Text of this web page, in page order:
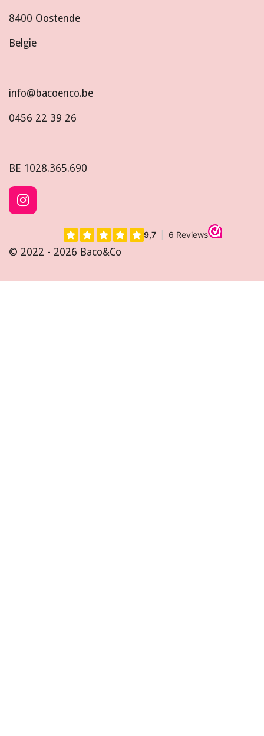
8400 Oostende
Belgie
info@bacoenco.be
0456 22 39 26
BE 1028.365.690
I
n
a
r
© 2022 - 2026 Baco&Co